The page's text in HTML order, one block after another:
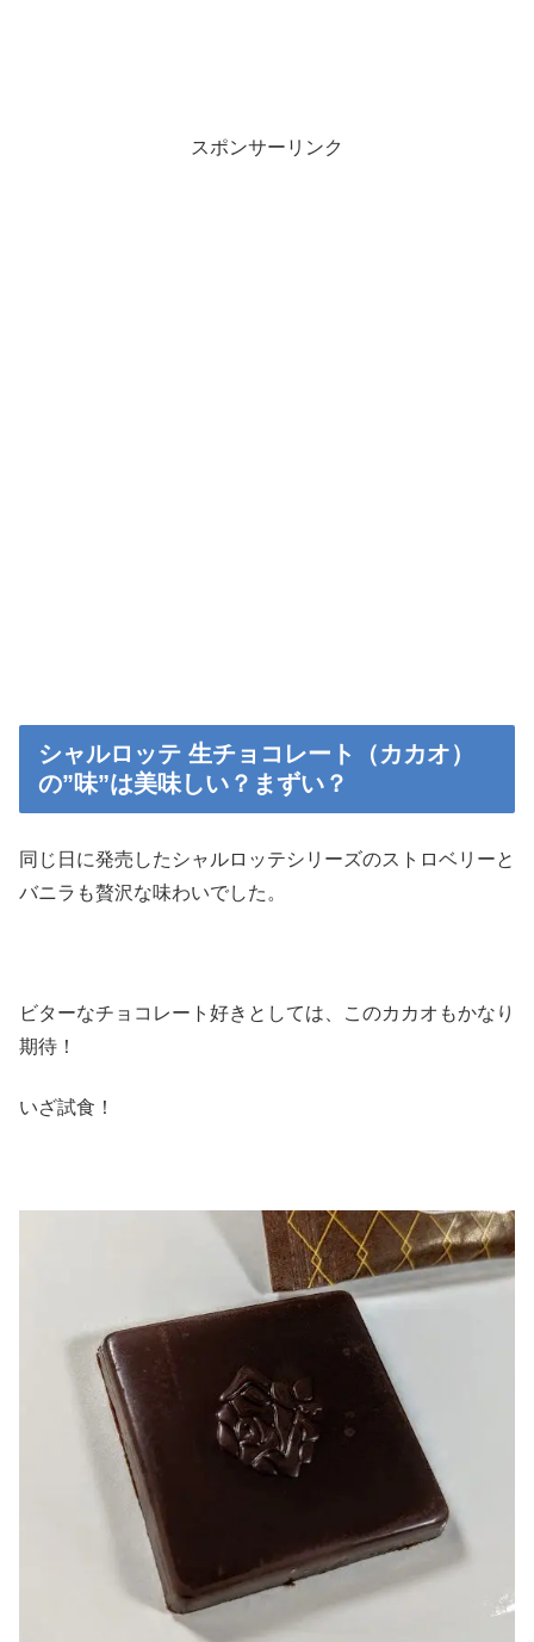
スポンサーリンク
シャルロッテ 生チョコレート（カカオ）
の”味”は美味しい？まずい？
同じ日に発売したシャルロッテシリーズのストロベリーと
バニラも贅沢な味わいでした。
ビターなチョコレート好きとしては、このカカオもかなり
期待！
いざ試食！